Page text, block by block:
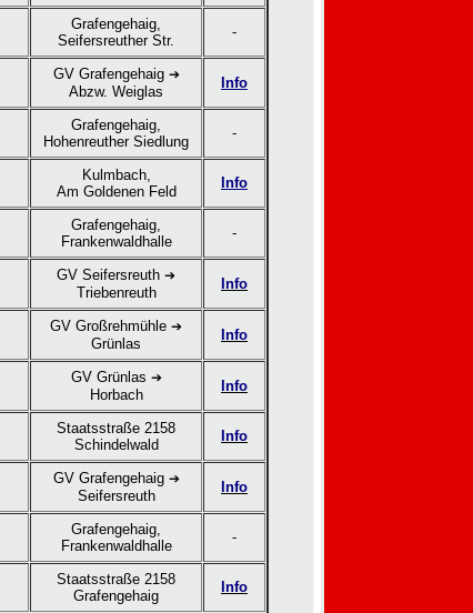
Grafengehaig,
Seifersreuther Str.
-
GV Grafengehaig ➔
Abzw. Weiglas
Info
Grafengehaig,
Hohenreuther Siedlung
-
Kulmbach,
Am Goldenen Feld
Info
Grafengehaig,
Frankenwaldhalle
-
GV Seifersreuth ➔
Triebenreuth
Info
GV Großrehmühle ➔
Grünlas
Info
GV Grünlas ➔
Horbach
Info
Staatsstraße 2158
Schindelwald
Info
GV Grafengehaig ➔
Seifersreuth
Info
Grafengehaig,
Frankenwaldhalle
-
Staatsstraße 2158
Grafengehaig
Info